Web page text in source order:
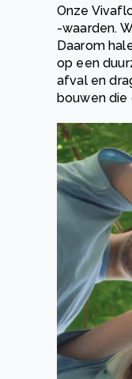
Onze
-waarden.
Daarom
op een
afval en
bouwen die